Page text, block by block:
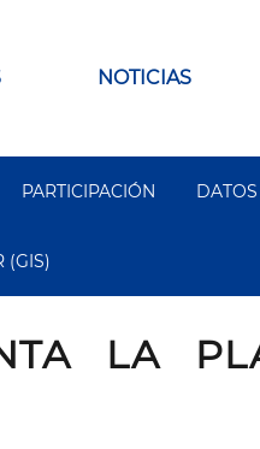
NOTICIAS
PARTICIPACIÓN
(GIS)
LA